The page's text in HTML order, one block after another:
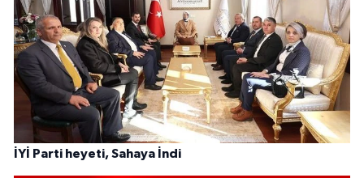
İYİ Parti heyeti, Sahaya İndi